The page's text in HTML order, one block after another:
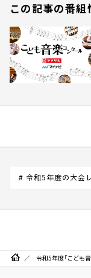
この記事の番組
# 令和5年度の大会
令和5年度「こども